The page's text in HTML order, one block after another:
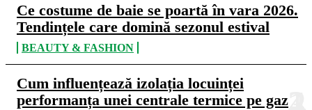
Ce costume de baie se poartă în vara 2026.
Tendințele care domină sezonul estival
BEAUTY & FASHION
Cum influențează izolația locuinței
performanța unei centrale termice pe gaz